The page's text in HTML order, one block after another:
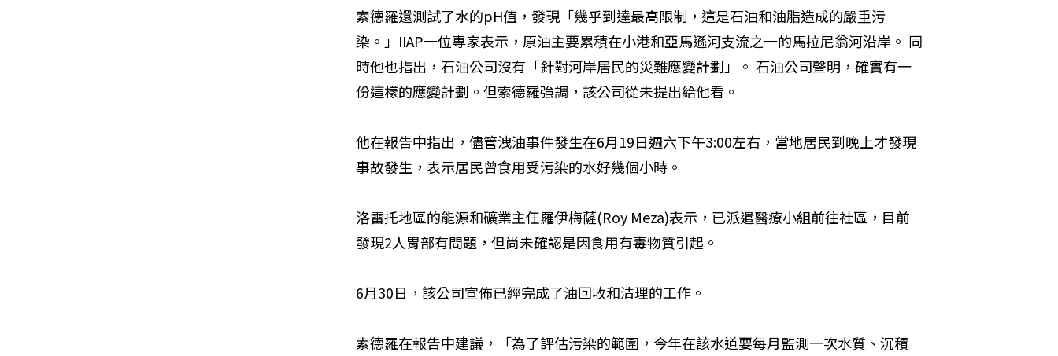
索德羅還測試了水的pH值，發現「幾乎到達最高限制，這是石油和油脂造成的嚴重污
染。」IIAP一位專家表示，原油主要累積在小港和亞馬遜河支流之一的馬拉尼翁河沿岸。 同
時他也指出，石油公司沒有「針對河岸居民的災難應變計劃」。 石油公司聲明，確實有一
份這樣的應變計劃。但索德羅強調，該公司從未提出給他看。
他在報告中指出，儘管洩油事件發生在6月19日週六下午3:00左右，當地居民到晚上才發現
事故發生，表示居民曾食用受污染的水好幾個小時。
洛雷托地區的能源和礦業主任羅伊梅薩(Roy Meza)表示，已派遣醫療小組前往社區，目前
發現2人胃部有問題，但尚未確認是因食用有毒物質引起。
6月30日，該公司宣佈已經完成了油回收和清理的工作。
索德羅在報告中建議，「為了評估污染的範圍，今年在該水道要每月監測一次水質、沉積